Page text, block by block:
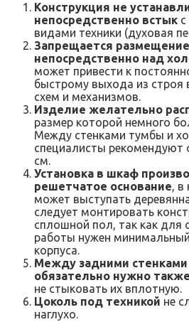
Конструкция не
непосредственно встык
видами техники (духовая
Запрещается
непосредственно над
может привести к
быстрому выхода из строя
схем и механизмов.
Изделие желательно
размер которой немного
Между стенками тумбы и
специалисты рекомендуют
см.
Установка в шкаф
решетчатое основание, в
может выступать
следует монтировать
сплошной пол, так как для
работы нужен
корпуса.
Между задними
обязательно нужно
не стыковать их вплотную.
Цоколь под техникой не
наглухо.